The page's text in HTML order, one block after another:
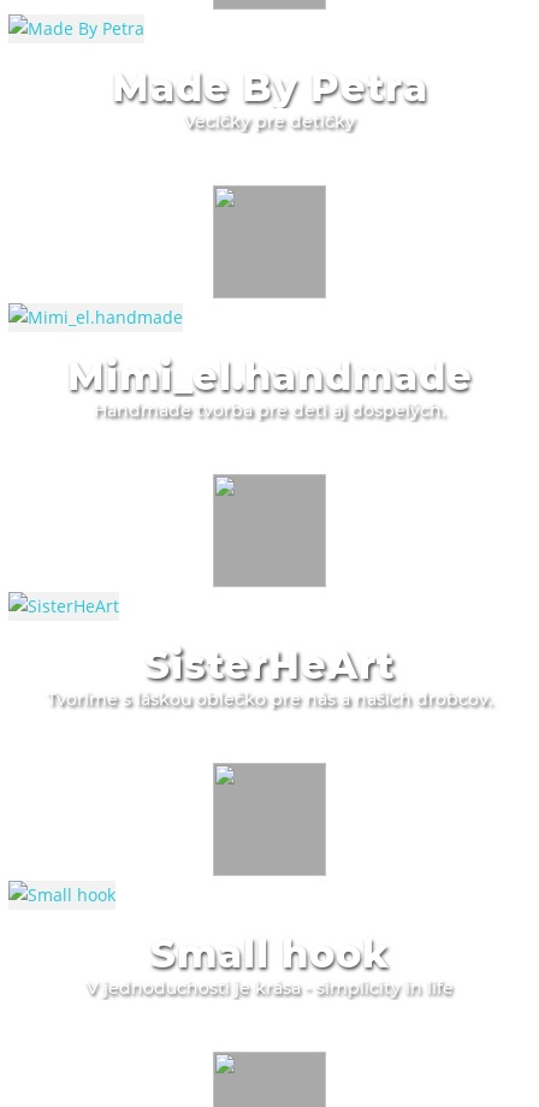
Made By Petra
Vecičky pre detičky
Mimi_el.handmade
Handmade tvorba pre deti aj dospelých.
SisterHeArt
Tvoríme s láskou oblečko pre nás a našich drobcov.
Small hook
V jednoduchosti je krása - simplicity in life